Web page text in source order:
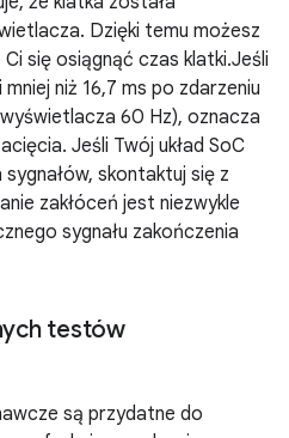
Dzięki temu możesz
się osiągnąć czas klatki.Jeśli
niż 16,7 ms po zdarzeniu
60 Hz), oznacza
Jeśli Twój układ SoC
skontaktuj się z
zakłóceń jest niezwykle
sygnału zakończenia
testów
są przydatne do